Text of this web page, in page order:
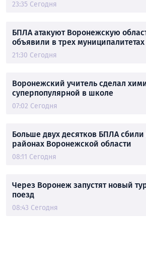
23:35 Сегодня
БПЛА атакуют Воронежскую
объявили в трех муниципалитетах
21:30 Сегодня
Воронежский учитель сделал
суперпопулярной в школе
07:02 Сегодня
Больше двух десятков БПЛА сбили
районах Воронежской области
08:11 Сегодня
Через Воронеж запустят новый
поезд
08:43 Сегодня